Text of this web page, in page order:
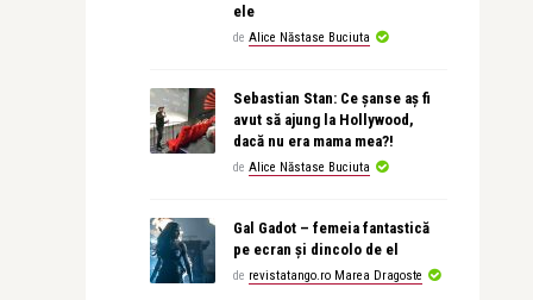
ele
de Alice Năstase Buciuta
Sebastian Stan: Ce șanse aș fi
avut să ajung la Hollywood,
dacă nu era mama mea?!
de Alice Năstase Buciuta
Gal Gadot – femeia fantastică
pe ecran și dincolo de el
de revistatango.ro Marea Dragoste